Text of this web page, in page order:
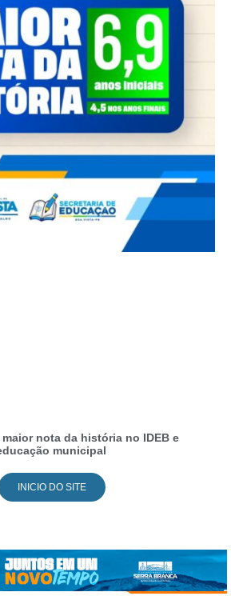
nota da história no IDEB e
municipal
INICIO DO SITE